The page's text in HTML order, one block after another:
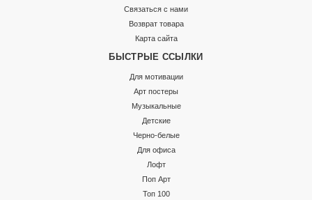
Связаться с нами
Возврат товара
Карта сайта
БЫСТРЫЕ ССЫЛКИ
Для мотивации
Арт постеры
Музыкальные
Детские
Черно-белые
Для офиса
Лофт
Поп Арт
Топ 100